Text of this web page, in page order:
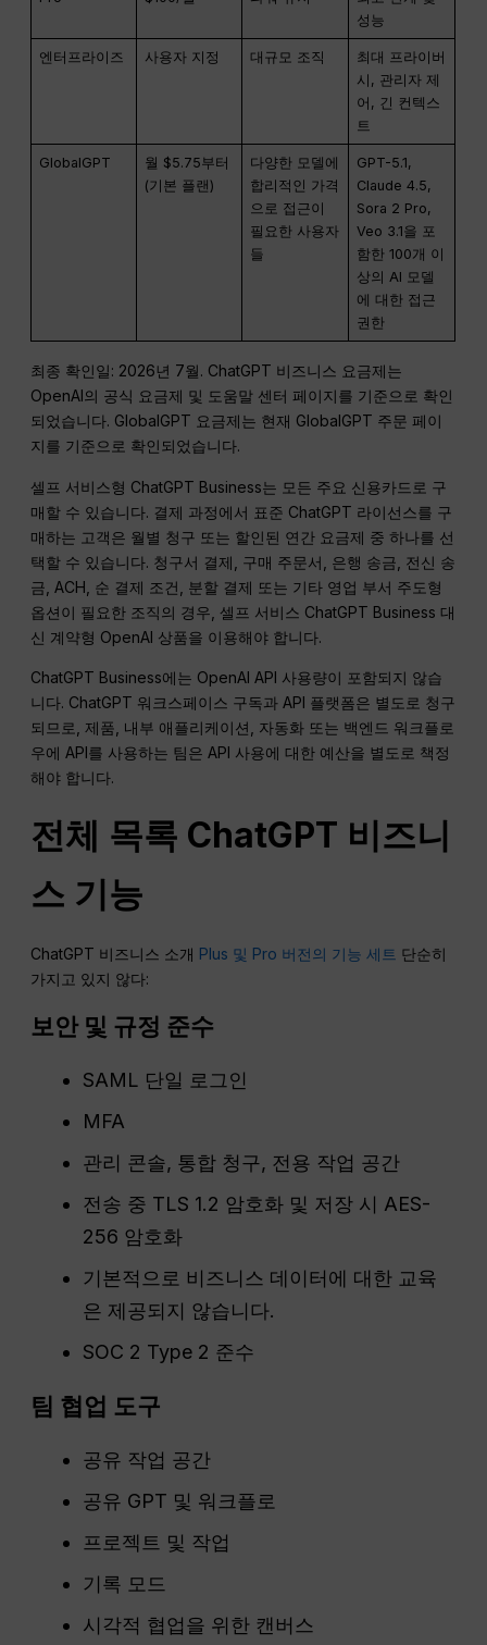
성능
엔터프라이즈 사용자 지정 대규모 조직
최대 프라이버
시, 관리자 제
어, 긴 컨텍스
트
GlobalGPT
월 $5.75부터
(기본 플랜)
다양한 모델에
합리적인 가격
으로 접근이
필요한 사용자
들
GPT-5.1,
Claude 4.5,
Sora 2 Pro,
Veo 3.1을 포
함한 100개 이
상의 AI 모델
에 대한 접근
권한
최종 확인일: 2026년 7월. ChatGPT 비즈니스 요금제는
OpenAI의 공식 요금제 및 도움말 센터 페이지를 기준으로 확인
되었습니다. GlobalGPT 요금제는 현재 GlobalGPT 주문 페이
지를 기준으로 확인되었습니다.
셀프 서비스형 ChatGPT Business는 모든 주요 신용카드로 구
매할 수 있습니다. 결제 과정에서 표준 ChatGPT 라이선스를 구
매하는 고객은 월별 청구 또는 할인된 연간 요금제 중 하나를 선
택할 수 있습니다. 청구서 결제, 구매 주문서, 은행 송금, 전신 송
금, ACH, 순 결제 조건, 분할 결제 또는 기타 영업 부서 주도형
옵션이 필요한 조직의 경우, 셀프 서비스 ChatGPT Business 대
신 계약형 OpenAI 상품을 이용해야 합니다.
ChatGPT Business에는 OpenAI API 사용량이 포함되지 않습
니다. ChatGPT 워크스페이스 구독과 API 플랫폼은 별도로 청구
되므로, 제품, 내부 애플리케이션, 자동화 또는 백엔드 워크플로
우에 API를 사용하는 팀은 API 사용에 대한 예산을 별도로 책정
해야 합니다.
전체 목록 ChatGPT 비즈니
스 기능
ChatGPT 비즈니스 소개 Plus 및 Pro 버전의 기능 세트 단순히
가지고 있지 않다:
보안 및 규정 준수
SAML 단일 로그인
MFA
관리 콘솔, 통합 청구, 전용 작업 공간
전송 중 TLS 1.2 암호화 및 저장 시 AES-
256 암호화
기본적으로 비즈니스 데이터에 대한 교육
은 제공되지 않습니다.
SOC 2 Type 2 준수
팀 협업 도구
공유 작업 공간
공유 GPT 및 워크플로
프로젝트 및 작업
기록 모드
시각적 협업을 위한 캔버스